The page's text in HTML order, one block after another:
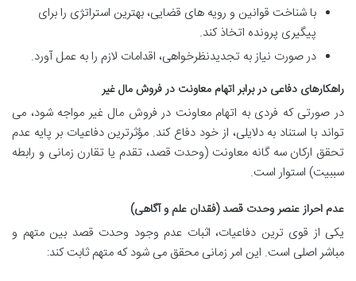
با شناخت قوانین و رویه های قضایی، بهترین استراتژی را برای
پیگیری پرونده اتخاذ کند.
در صورت نیاز به تجدیدنظرخواهی، اقدامات لازم را به عمل آورد.
راهکارهای دفاعی در برابر اتهام معاونت در فروش مال غیر
در صورتی که فردی به اتهام معاونت در فروش مال غیر مواجه شود، می
تواند با استناد به دلایلی، از خود دفاع کند. مؤثرترین دفاعیات بر پایه عدم
تحقق ارکان سه گانه معاونت (وحدت قصد، تقدم یا تقارن زمانی و رابطه
سببیت) استوار است.
عدم احراز عنصر وحدت قصد (فقدان علم و آگاهی)
یکی از قوی ترین دفاعیات، اثبات عدم وجود وحدت قصد بین متهم و
مباشر اصلی است. این امر زمانی محقق می شود که متهم ثابت کند: